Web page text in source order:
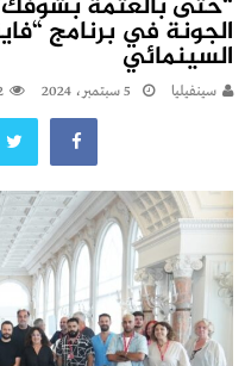
الجونة في برنامج
السينمائي
سينفيليا 5 سبتمبر، 2024